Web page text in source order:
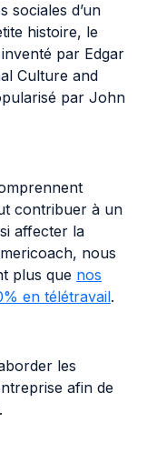
sociales d’un
histoire, le
par Edgar
Culture and
par John
contribuer à un
affecter la
nous
plus que nos
en télétravail.
les
afin de